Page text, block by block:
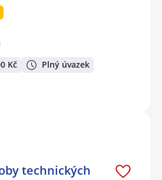
Kč Plný úvazek
technických